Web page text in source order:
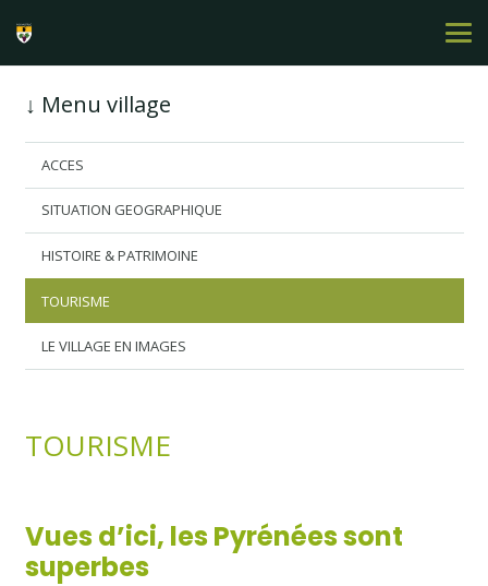
↓ Menu village
ACCES
SITUATION GEOGRAPHIQUE
HISTOIRE & PATRIMOINE
TOURISME
LE VILLAGE EN IMAGES
TOURISME
Vues d’ici, les Pyrénées sont
superbes